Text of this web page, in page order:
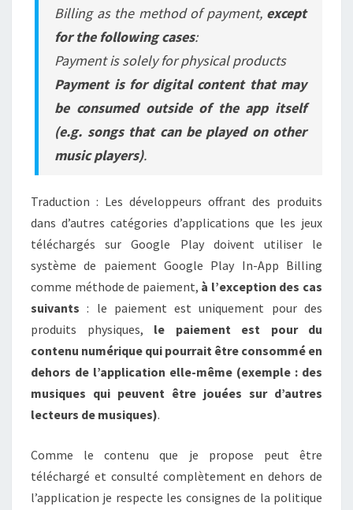
Billing as the method of payment, except
for the following cases:
Payment is solely for physical products
Payment is for digital content that may
be consumed outside of the app itself
(e.g. songs that can be played on other
music players).
Traduction : Les développeurs offrant des produits
dans d’autres catégories d’applications que les jeux
téléchargés sur Google Play doivent utiliser le
système de paiement Google Play In-App Billing
comme méthode de paiement, à l’exception des cas
suivants : le paiement est uniquement pour des
produits physiques, le paiement est pour du
contenu numérique qui pourrait être consommé en
dehors de l’application elle-même (exemple : des
musiques qui peuvent être jouées sur d’autres
lecteurs de musiques).
Comme le contenu que je propose peut être
téléchargé et consulté complètement en dehors de
l’application je respecte les consignes de la politique